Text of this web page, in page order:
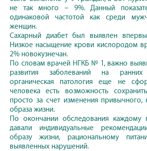
не так много – 9%. Данный
одинаковой частотой как среди
женщин.
Сахарный диабет был выявлен
Низкое насыщение крови кислородом
2% новокузнечан.
По словам врачей НГКБ № 1, важно
развития заболеваний на ранних
органическая патология еще не
человека есть возможность
просто за счет изменения привычного,
образа жизни.
По окончании обследования каждому
давали индивидуальные
образу жизни, рациональному
выявленных нарушений.